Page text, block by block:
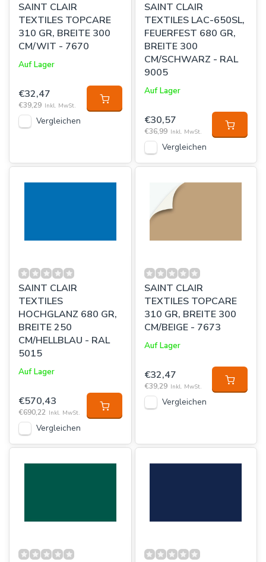
SAINT CLAIR
TEXTILES TOPCARE
310 GR, BREITE 300
CM/WIT - 7670
Auf Lager
€32,47
€39,29 Inkl. MwSt.
Vergleichen
SAINT CLAIR
TEXTILES LAC-650SL,
FEUERFEST 680 GR,
BREITE 300
CM/SCHWARZ - RAL
9005
Auf Lager
€30,57
€36,99 Inkl. MwSt.
Vergleichen
SAINT CLAIR
TEXTILES
HOCHGLANZ 680 GR,
BREITE 250
CM/HELLBLAU - RAL
5015
Auf Lager
€570,43
€690,22 Inkl. MwSt.
Vergleichen
SAINT CLAIR
TEXTILES TOPCARE
310 GR, BREITE 300
CM/BEIGE - 7673
Auf Lager
€32,47
€39,29 Inkl. MwSt.
Vergleichen